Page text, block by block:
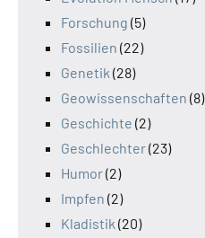
Forschung (5)
Fossilien (22)
Genetik (28)
Geowissenschaften (8)
Geschichte (2)
Geschlechter(23)
Humor(2)
Impfen (2)
Kladistik (20)